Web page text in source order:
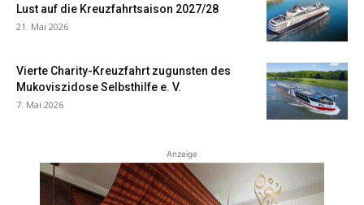
Lust auf die Kreuzfahrtsaison 2027/28
21. Mai 2026
Vierte Charity-Kreuzfahrt zugunsten des
Mukoviszidose Selbsthilfe e. V.
7. Mai 2026
Anzeige